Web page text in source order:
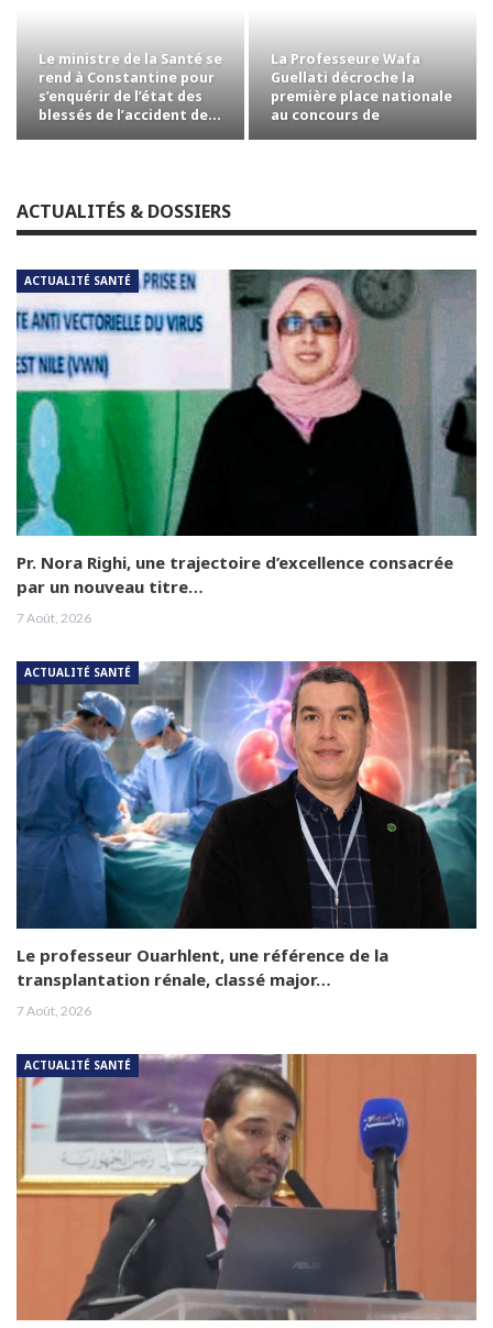
Le ministre de la Santé se
rend à Constantine pour
s’enquérir de l’état des
blessés de l’accident de…
La Professeure Wafa
Guellati décroche la
première place nationale
au concours de
ACTUALITÉS & DOSSIERS
ACTUALITÉ SANTÉ
Pr. Nora Righi, une trajectoire d’excellence consacrée
par un nouveau titre…
7 Août, 2026
ACTUALITÉ SANTÉ
Le professeur Ouarhlent, une référence de la
transplantation rénale, classé major…
7 Août, 2026
ACTUALITÉ SANTÉ